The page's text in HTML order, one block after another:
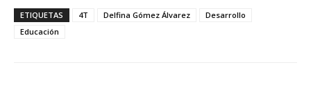
ETIQUETAS 4T Delfina Gómez Álvarez
Desarrollo
Educación